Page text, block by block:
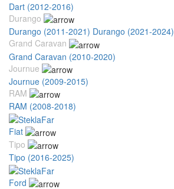
Dart (2012-2016)
Durango
Durango (2011-2021) Durango (2021-2024)
Grand Caravan
Grand Caravan (2010-2020)
Journue
Journue (2009-2015)
RAM
RAM (2008-2018)
Fiat
Tipo
Tipo (2016-2025)
Ford